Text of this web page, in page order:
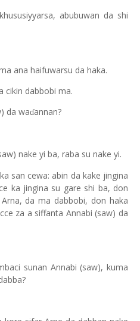
abubuwan da shi
ana haifuwarsu da haka.
cikin dabbobi ma.
da waɗannan?
nake yi ba, raba su nake yi.
san cewa: abin da kake jingina
ka jingina su gare shi ba, don
da ma dabbobi, don haka
za a siffanta Annabi (saw) da
sunan Annabi (saw), kuma